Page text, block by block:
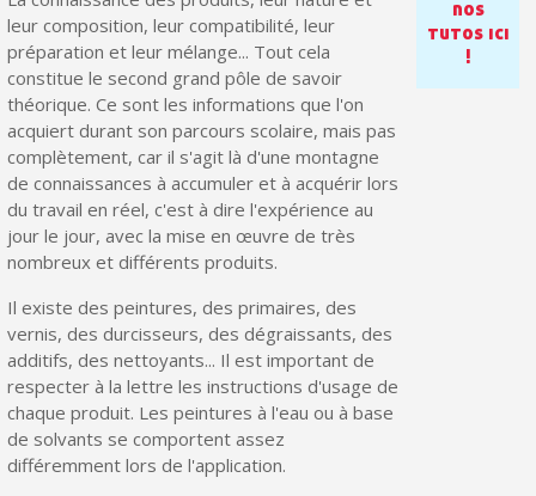
Inscription à la newsletter : 5€ de réduction
Livraison sous 24 h en France Métropolitaine
Livraison offerte en France métropolitaine pour 250€ d'achats
leur composition, leur compatibilité, leur
préparation et leur mélange... Tout cela
constitue le second grand pôle de savoir
théorique. Ce sont les informations que l'on
acquiert durant son parcours scolaire, mais pas
complètement, car il s'agit là d'une montagne
de connaissances à accumuler et à acquérir lors
du travail en réel, c'est à dire l'expérience au
jour le jour, avec la mise en œuvre de très
nombreux et différents produits.
Il existe des peintures, des primaires, des
vernis, des durcisseurs, des dégraissants, des
additifs, des nettoyants... Il est important de
respecter à la lettre les instructions d'usage de
chaque produit. Les peintures à l'eau ou à base
de solvants se comportent assez
différemment lors de l'application.
nos
tutos ici
!